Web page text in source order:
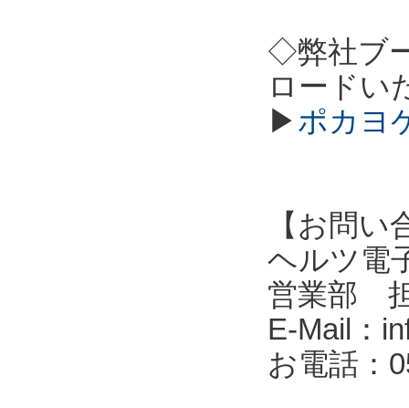
◇弊社ブ
ロードい
▶ポカヨ
【お問い
ヘルツ電
営業部
E-Mail：
お電話：